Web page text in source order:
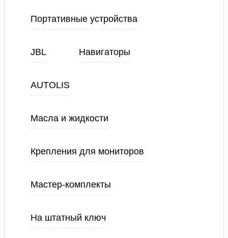
Портативные устройства
JBL Навигаторы
AUTOLIS
Масла и жидкости
Крепления для мониторов
Мастер-комплекты
На штатный ключ